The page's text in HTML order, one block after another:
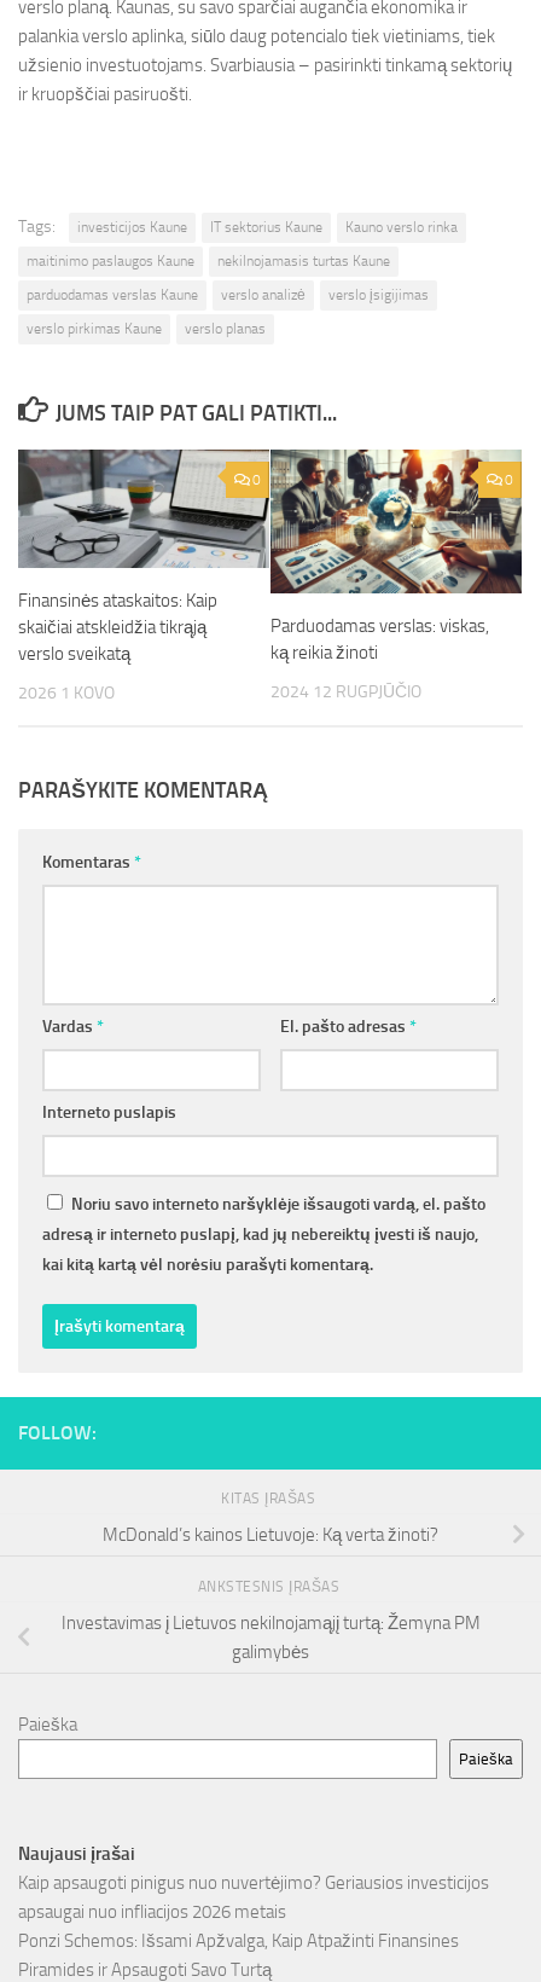
verslo planą. Kaunas, su savo sparčiai augančia ekonomika ir
palankia verslo aplinka, siūlo daug potencialo tiek vietiniams, tiek
užsienio investuotojams. Svarbiausia – pasirinkti tinkamą sektorių
ir kruopščiai pasiruošti.
Tags: investicijos Kaune IT sektorius Kaune
Kauno verslo rinka
maitinimo paslaugos Kaune
nekilnojamasis turtas Kaune
parduodamas verslas Kaune
verslo analizė
verslo įsigijimas
verslo pirkimas Kaune
verslo planas
JUMS TAIP PAT GALI PATIKTI...
0
Finansinės ataskaitos: Kaip
skaičiai atskleidžia tikrąją
verslo sveikatą
2026 1 KOVO
0
Parduodamas verslas: viskas,
ką reikia žinoti
2024 12 RUGPJŪČIO
PARAŠYKITE KOMENTARĄ
Komentaras *
Vardas * El. pašto adresas *
Interneto puslapis
Noriu savo interneto naršyklėje išsaugoti vardą, el. pašto
adresą ir interneto puslapį, kad jų nebereiktų įvesti iš naujo,
kai kitą kartą vėl norėsiu parašyti komentarą.
FOLLOW:
KITAS ĮRAŠAS
McDonald’s kainos Lietuvoje: Ką verta žinoti?
ANKSTESNIS ĮRAŠAS
Investavimas į Lietuvos nekilnojamąjį turtą: Žemyna PM
galimybės
Paieška
Paieška
Naujausi įrašai
Kaip apsaugoti pinigus nuo nuvertėjimo? Geriausios investicijos
apsaugai nuo infliacijos 2026 metais
Ponzi Schemos: Išsami Apžvalga, Kaip Atpažinti Finansines
Piramides ir Apsaugoti Savo Turtą